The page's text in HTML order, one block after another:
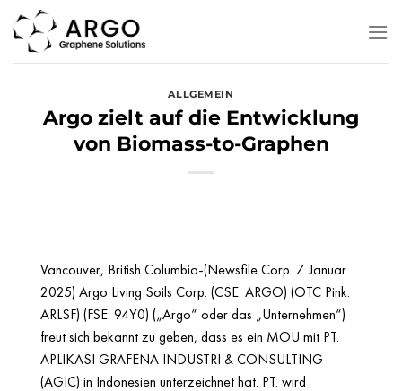
Zum
Inhalt
springen
ALLGEMEIN
Argo zielt auf die Entwicklung
von Biomass-to-Graphen
Vancouver, British Columbia-(Newsfile Corp. 7. Januar
2025) Argo Living Soils Corp. (CSE: ARGO) (OTC Pink:
ARLSF) (FSE: 94Y0) („Argo“ oder das „Unternehmen“)
freut sich bekannt zu geben, dass es ein MOU mit PT.
APLIKASI GRAFENA INDUSTRI & CONSULTING
(AGIC) in Indonesien unterzeichnet hat. PT. wird